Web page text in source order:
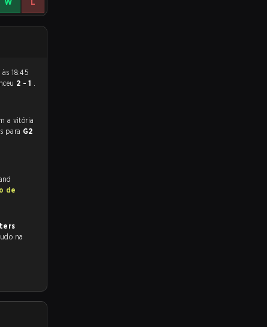
2 - 1 .
para G2
de